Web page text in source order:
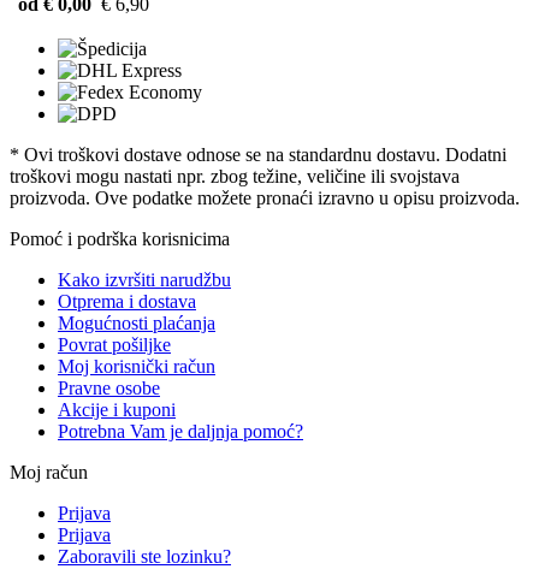
od € 0,00 € 6,90
* Ovi troškovi dostave odnose se na standardnu ​​dostavu. Dodatni
troškovi mogu nastati npr. zbog težine, veličine ili svojstava
proizvoda. Ove podatke možete pronaći izravno u opisu proizvoda.
Pomoć i podrška korisnicima
Kako izvršiti narudžbu
Otprema i dostava
Mogućnosti plaćanja
Povrat pošiljke
Moj korisnički račun
Pravne osobe
Akcije i kuponi
Potrebna Vam je daljnja pomoć?
Moj račun
Prijava
Prijava
Zaboravili ste lozinku?